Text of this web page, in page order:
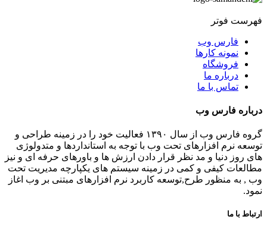
فهرست فوتر
فارس وب
نمونه کارها
فروشگاه
درباره ما
تماس با ما
درباره فارس وب
گروه فارس وب از سال ۱۳۹۰ فعالیت خود را در زمینه طراحی و
توسعه نرم افزارهای تحت وب با توجه به استانداردها و متدولوژی
های روز دنیا و مد نظر قرار دادن ارزش ها و باورهای حرفه ای و نیز
مطالعات کیفی و کمی در زمینه سیستم های یکپارچه مدیریت تحت
وب , به منظور طرح,توسعه کاربرد نرم افزارهای مبتنی بر وب اغاز
نمود.
ارتباط با ما